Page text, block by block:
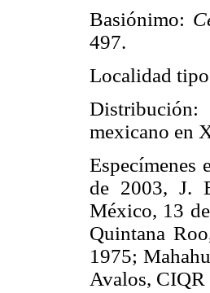
Basiónimo:
497.
Localidad
mexicano en
de 2003, J.
México, 13
Quintana
1975;
Avalos, CIQR